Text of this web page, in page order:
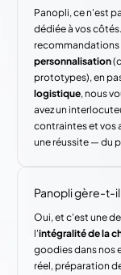
Panopli, ce n'est
dédiée à vos
recommandations
personnalisation
prototypes), en
logistique, nous
avez un
contraintes et vos
une réussite — du
Panopli gère-t-il
Oui, et c'est une
l'intégralité de la
goodies dans nos
réel, préparation